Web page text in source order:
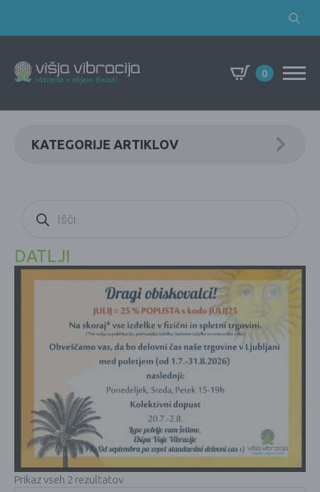
Search
0
KATEGORIJE ARTIKLOV
search
DATLJI
Prikaz vseh 2 rezultatov